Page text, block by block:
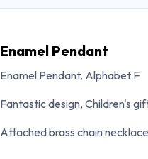
Enamel Pendant
Enamel Pendant, Alphabet F
Fantastic design, Children's
Attached brass chain